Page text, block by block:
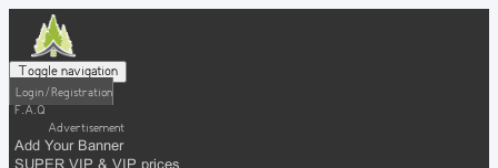
Toggle navigation
Login / Registration
F.A.Q
Advertisement
Add Your Banner